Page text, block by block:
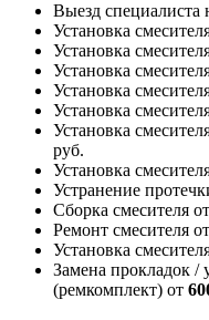
Выезд специалиста
Установка
Установка
Установка
Установка
Установка
Установка
руб.
Установка
Устранение
Сборка смесителя от
Ремонт смесителя от
Установка
Замена прокладок /
(ремкомплект) от